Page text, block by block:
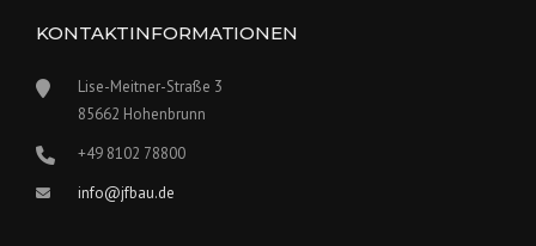
KONTAKTINFORMATIONEN
Lise-Meitner-Straße 3
85662 Hohenbrunn
+49 8102 78800
info@jfbau.de